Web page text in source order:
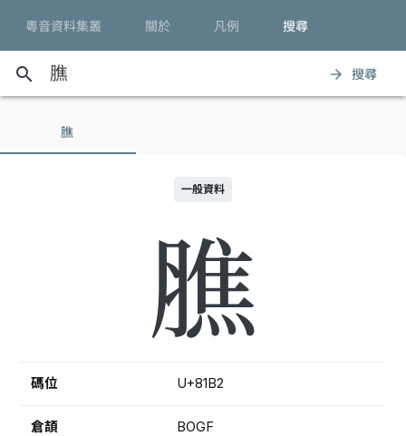
粵音資料集叢 關於 凡例 搜尋
search arrow_forward 搜尋
膲
一般資料
膲
碼位 U+81B2
倉頡 BOGF